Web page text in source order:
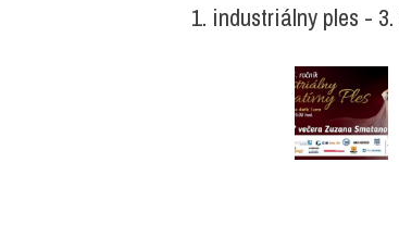
1. industriálny ples -